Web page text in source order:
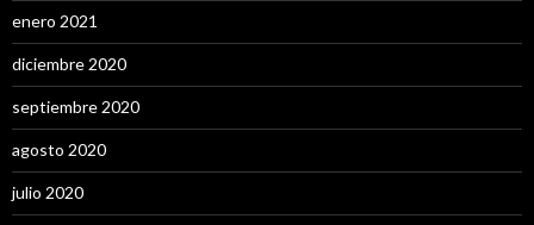
enero 2021
diciembre 2020
septiembre 2020
agosto 2020
julio 2020